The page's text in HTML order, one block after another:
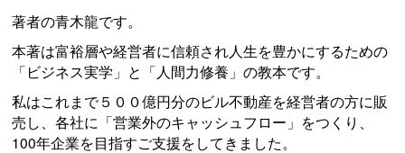
著者の青木龍です。
本著は富裕層や経営者に信頼され人生を豊かにするための
「ビジネス実学」と「人間力修養」の教本です。
私はこれまで５００億円分のビル不動産を経営者の方に販
売し、各社に「営業外のキャッシュフロー」をつくり、
100年企業を目指すご支援をしてきました。